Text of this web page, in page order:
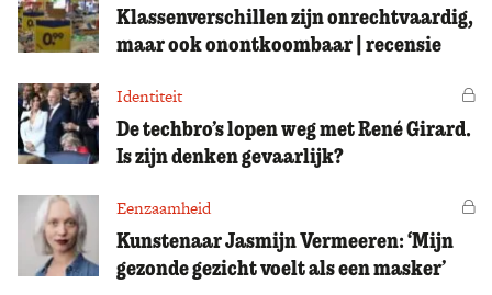
Klassenverschillen zijn onrechtvaardig,
maar ook onontkoombaar | recensie
Identiteit
De techbro’s lopen weg met René Girard.
Is zijn denken gevaarlijk?
Eenzaamheid
Kunstenaar Jasmijn Vermeeren: ‘Mijn
gezonde gezicht voelt als een masker’